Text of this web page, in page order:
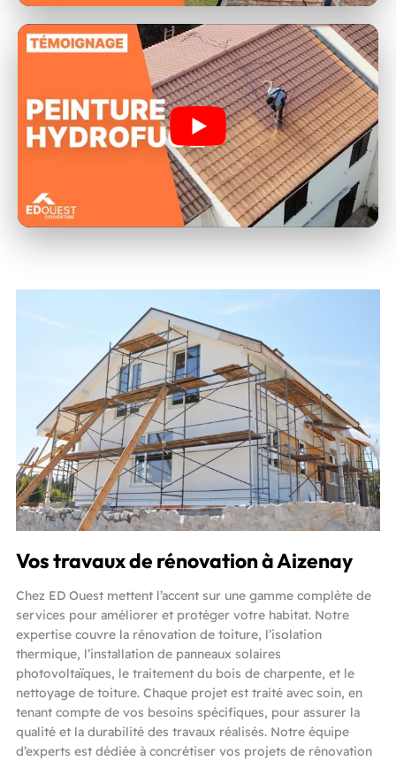
Vos travaux de rénovation à Aizenay
Chez ED Ouest mettent l’accent sur une gamme complète de
services pour améliorer et protéger votre habitat. Notre
expertise couvre la rénovation de toiture, l’isolation
thermique, l’installation de panneaux solaires
photovoltaïques, le traitement du bois de charpente, et le
nettoyage de toiture. Chaque projet est traité avec soin, en
tenant compte de vos besoins spécifiques, pour assurer la
qualité et la durabilité des travaux réalisés. Notre équipe
d’experts est dédiée à concrétiser vos projets de rénovation